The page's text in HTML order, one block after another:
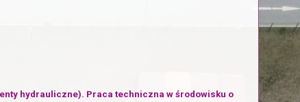
hydrauliczne). Praca techniczna w środowisku o